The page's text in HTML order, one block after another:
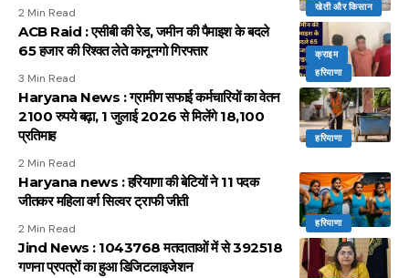
खेती और किसान
2 Min Read
क्राइम
हरियाणा
ACB Raid : एसीबी की रेड, जमीन की पैमाइश के बदले
65 हजार की रिश्वत लेते कानूनगो गिरफ्तार
3 Min Read
हरियाणा
Haryana News : ग्रामीण सफाई कर्मचारियों का वेतन
2100 रुपये बढ़ा, 1 जुलाई 2026 से मिलेंगे 18,100
प्रतिमाह
2 Min Read
हरियाणा
Haryana news : हरियाणा की बेटियों ने 11 पदक
जीतकर महिला वर्ग सिल्वर ट्राफी जीती
2 Min Read
Jind News : 1043768 मतदाताओं में से 392518
गणना प्रपत्रों का हुआ डिजिटलाइजेशन